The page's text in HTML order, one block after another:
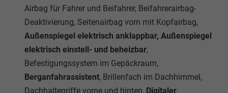
Airbag für Fahrer und Beifahrer, Beifahrerairbag-
Deaktivierung, Seitenairbag vorn mit Kopfairbag,
Außenspiegel elektrisch anklappbar, Außenspiegel
elektrisch einstell- und beheizbar,
Befestigungssystem im Gepäckraum,
Berganfahrassistent, Brillenfach im Dachhimmel,
Dachhaltegriffe vorne und hinten, Digitaler